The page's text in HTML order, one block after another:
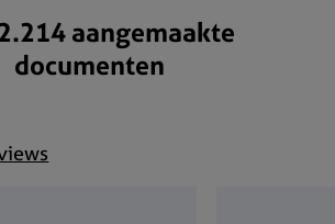
aangemaakte
documenten